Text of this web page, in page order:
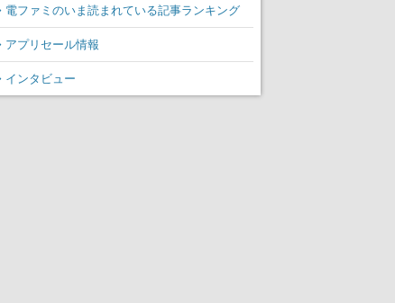
電ファミのいま読まれている記事ランキング
アプリセール情報
インタビュー